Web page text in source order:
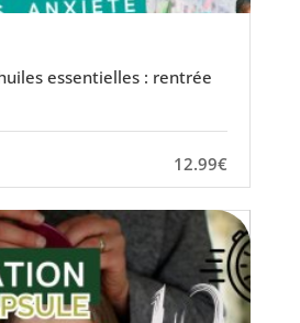
essentielles : rentrée
12.99€